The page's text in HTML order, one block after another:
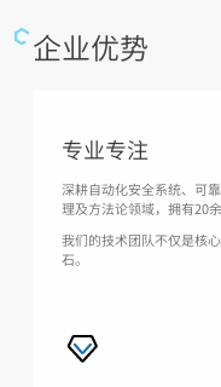
企业优势
专业专注
深耕自动化安全系统、可
理及方法论领域，拥有20
我们的技术团队不仅是核
石。